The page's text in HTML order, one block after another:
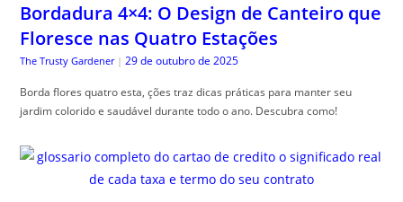
Bordadura 4×4: O Design de Canteiro que
Floresce nas Quatro Estações
The Trusty Gardener | 29 de outubro de 2025
Borda flores quatro esta, ções traz dicas práticas para manter seu
jardim colorido e saudável durante todo o ano. Descubra como!